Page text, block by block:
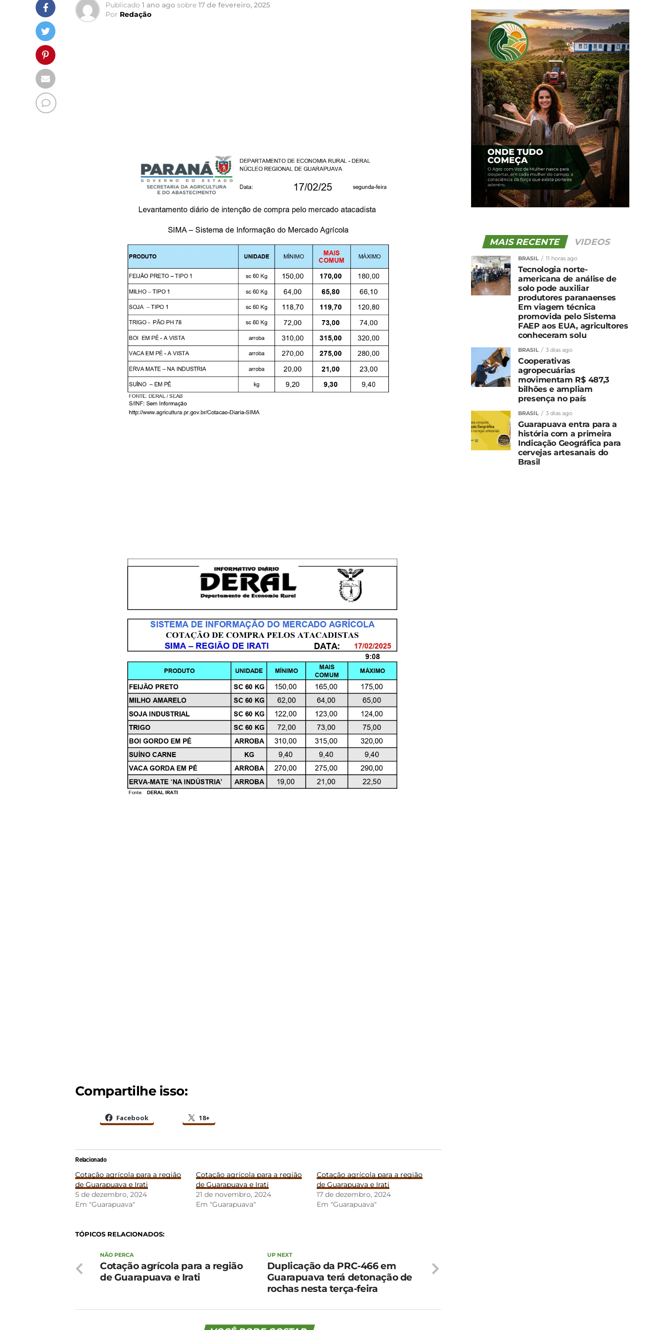
Publicado 1 ano ago sobre 17 de fevereiro, 2025
Por Redação
Compartilhe isso:
Facebook 18+
Relacionado
Cotação agrícola para a região
de Guarapuava e Irati
5 de dezembro, 2024
Em "Guarapuava"
Cotação agrícola para a região
de Guarapuava e Irati
21 de novembro, 2024
Em "Guarapuava"
Cotação agrícola para a região
de Guarapuava e Irati
17 de dezembro, 2024
Em "Guarapuava"
TÓPICOS RELACIONADOS:
UP NEXT
Duplicação da PRC-466 em
Guarapuava terá detonação de
rochas nesta terça-feira
NÃO PERCA
Cotação agrícola para a região
de Guarapuava e Irati
MAIS RECENTE VIDEOS
BRASIL 11 horas ago
Tecnologia norte-
americana de análise de
solo pode auxiliar
produtores paranaenses
Em viagem técnica
promovida pelo Sistema
FAEP aos EUA, agricultores
conheceram solu
BRASIL 3 dias ago
Cooperativas
agropecuárias
movimentam R$ 487,3
bilhões e ampliam
presença no país
BRASIL 3 dias ago
Guarapuava entra para a
história com a primeira
Indicação Geográfica para
cervejas artesanais do
Brasil